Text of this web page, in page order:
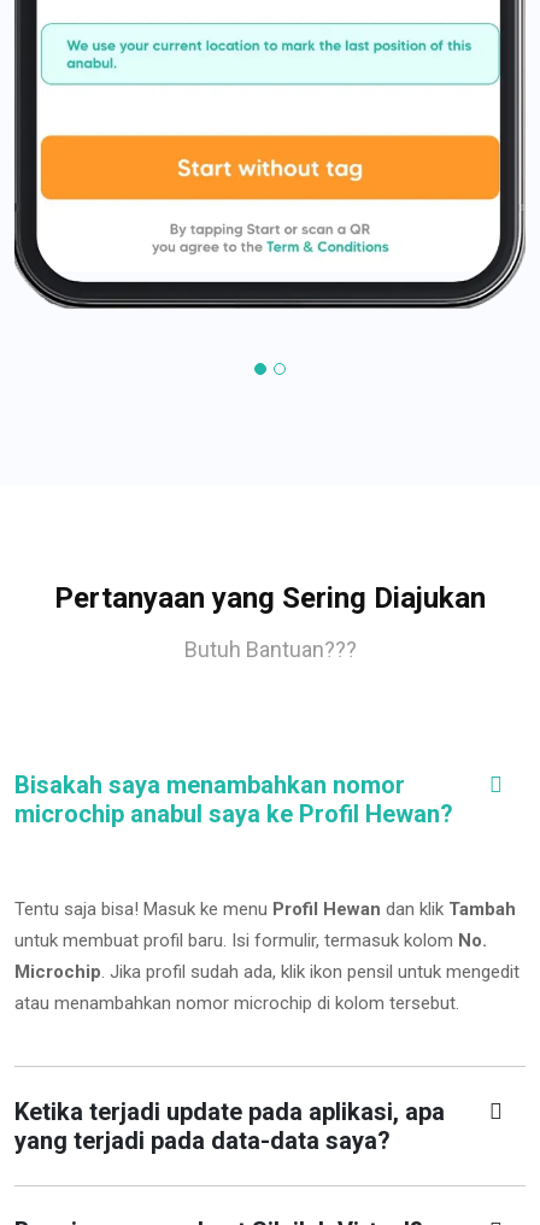
Pertanyaan yang Sering Diajukan
Butuh Bantuan???
Bisakah saya menambahkan nomor
microchip anabul saya ke Profil Hewan?
Tentu saja bisa! Masuk ke menu Profil Hewan dan klik Tambah
untuk membuat profil baru. Isi formulir, termasuk kolom No.
Microchip. Jika profil sudah ada, klik ikon pensil untuk mengedit
atau menambahkan nomor microchip di kolom tersebut.
Ketika terjadi update pada aplikasi, apa
yang terjadi pada data-data saya?